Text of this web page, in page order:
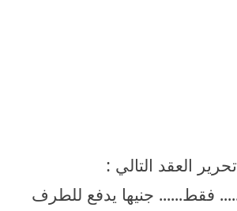
العقد التالي :
فقط...... جنيها يدفع للطرف